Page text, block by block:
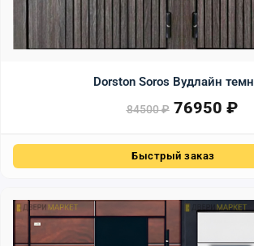
Dorston Soros Вудлайн
84500₽ 76950 ₽
Текущая
Быстрый заказ